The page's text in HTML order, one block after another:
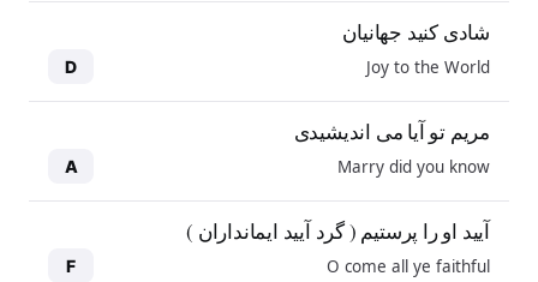
شادی کنید جهانیان
Joy to the World
D
مریم تو آیا می اندیشیدی
Marry did you know
A
آیید او را پرستیم ( گرد آیید ایمانداران )
O come all ye faithful
F